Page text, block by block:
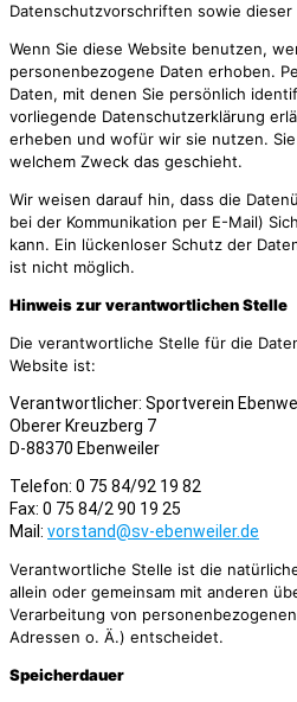
Datenschutzvorschriften sowie
Wenn Sie diese Website benutzen,
personenbezogene Daten erhoben.
Daten, mit denen Sie persönlich
vorliegende Datenschutzerklärung
erheben und wofür wir sie nutzen.
welchem Zweck das geschieht.
Wir weisen darauf hin, dass die
bei der Kommunikation per E-Mail)
kann. Ein lückenloser Schutz der
ist nicht möglich.
Hinweis zur verantwortlichen Stelle
Die verantwortliche Stelle für die
Website ist:
Verantwortlicher: Sportverein
Oberer Kreuzberg 7
D-88370 Ebenweiler
Telefon: 0 75 84/92 19 82
Fax: 0 75 84/2 90 19 25
Mail: vorstand@sv-ebenweiler.de
Verantwortliche Stelle ist die
allein oder gemeinsam mit anderen
Verarbeitung von
Adressen o. Ä.) entscheidet.
Speicherdauer